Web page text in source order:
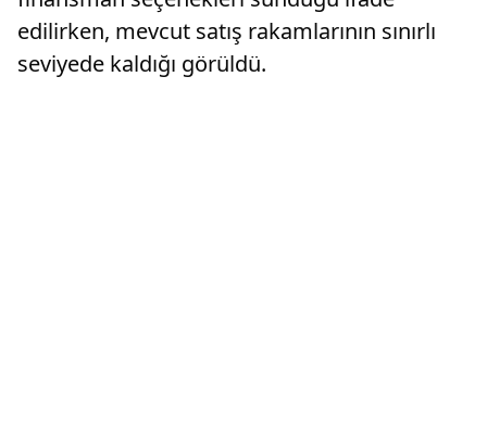
edilirken, mevcut satış rakamlarının sınırlı
seviyede kaldığı görüldü.